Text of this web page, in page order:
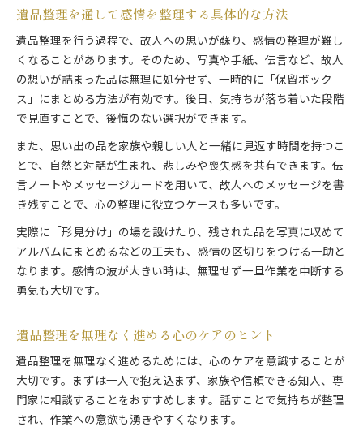
遺品整理を通して感情を整理する具体的な方法
遺品整理を行う過程で、故人への思いが蘇り、感情の整理が難し
くなることがあります。そのため、写真や手紙、伝言など、故人
の想いが詰まった品は無理に処分せず、一時的に「保留ボック
ス」にまとめる方法が有効です。後日、気持ちが落ち着いた段階
で見直すことで、後悔のない選択ができます。
また、思い出の品を家族や親しい人と一緒に見返す時間を持つこ
とで、自然と対話が生まれ、悲しみや喪失感を共有できます。伝
言ノートやメッセージカードを用いて、故人へのメッセージを書
き残すことで、心の整理に役立つケースも多いです。
実際に「形見分け」の場を設けたり、残された品を写真に収めて
アルバムにまとめるなどの工夫も、感情の区切りをつける一助と
なります。感情の波が大きい時は、無理せず一旦作業を中断する
勇気も大切です。
遺品整理を無理なく進める心のケアのヒント
遺品整理を無理なく進めるためには、心のケアを意識することが
大切です。まずは一人で抱え込まず、家族や信頼できる知人、専
門家に相談することをおすすめします。話すことで気持ちが整理
され、作業への意欲も湧きやすくなります。